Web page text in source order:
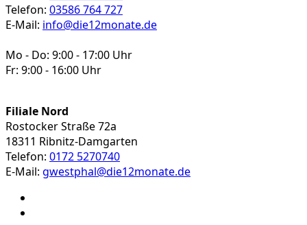
Telefon: 03586 764 727
E-Mail: info@die12monate.de
Mo - Do: 9:00 - 17:00 Uhr
Fr: 9:00 - 16:00 Uhr
Filiale Nord
Rostocker Straße 72a
18311 Ribnitz-Damgarten
Telefon: 0172 5270740
E-Mail: gwestphal@die12monate.de